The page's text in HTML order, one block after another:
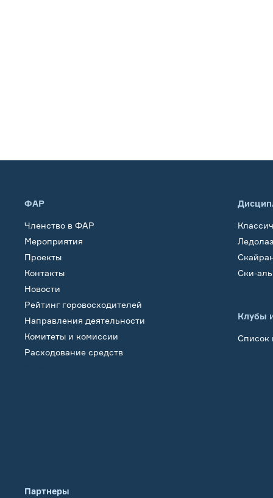
ФАР
Членство в ФАР
Мероприятия
Проекты
Контакты
Новости
Рейтинг горовосходителей
Направления деятельности
Комитеты и комиссии
Расходование средств
Ски-
Клубы
Список
Партнеры